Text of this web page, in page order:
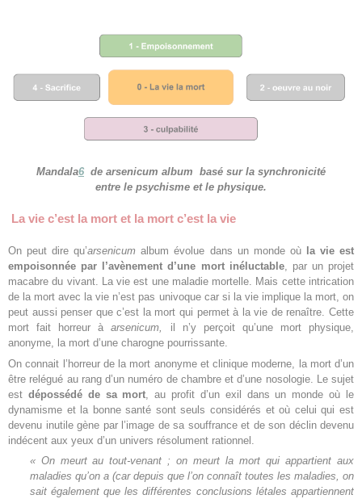
Mandala6 de arsenicum album basé sur la synchronicité
entre le psychisme et le physique.
La vie c’est la mort et la mort c’est la vie
On peut dire qu’arsenicum album évolue dans un monde où
la vie est
empoisonnée par l’avènement d’une mort inéluctable, par un projet
macabre du vivant. La vie est une maladie mortelle. Mais cette intrication
de la mort avec la vie n’est pas univoque car si la vie implique la mort, on
peut aussi penser que c’est la mort qui permet à la vie de renaître. Cette
mort fait horreur àarsenicum,
il n’y perçoit qu’une mort physique,
anonyme, la mort d’une charogne pourrissante.
On connait l’horreur de la mort anonyme et clinique moderne, la mort d’un
être relégué au rang d’un numéro de chambre et d’une nosologie. Le sujet
est dépossédé de sa mort , au profit d’un exil dans un monde où le
dynamisme et la bonne santé sont seuls considérés et où celui qui est
devenu inutile gène par l’image de sa souffrance et de son déclin devenu
indécent aux yeux d’un univers résolument rationnel.
« On meurt au tout-venant ; on meurt la mort qui appartient aux
maladies qu’on a (car depuis que l’on connaît toutes les maladies, on
sait également que les différentes conclusions létales appartiennent